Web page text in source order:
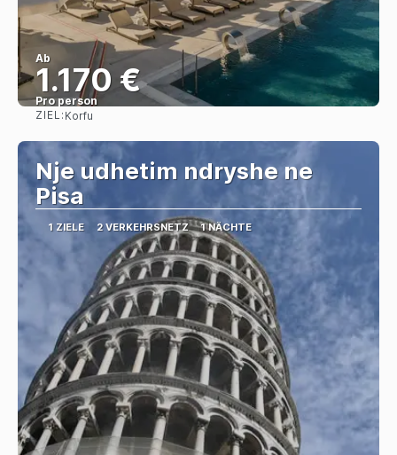
Ab
1.170 €
Pro person
ZIEL: Korfu
Nje udhetim ndryshe ne
Pisa
1 ZIELE 2 VERKEHRSNETZ 1 NÄCHTE